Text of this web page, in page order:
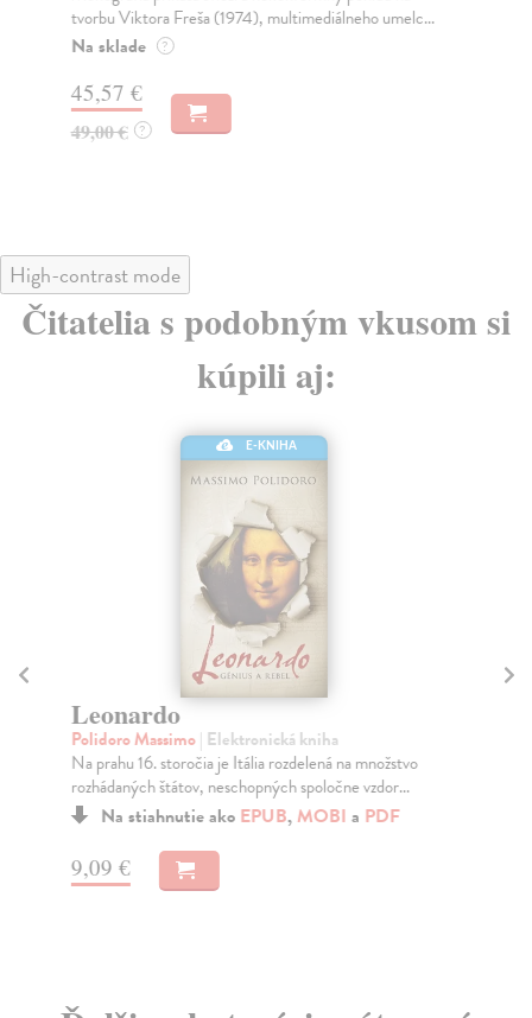
tvorbu Viktora Freša (1974), multimediálneho umelc...
Na sklade ?
45,57 €
49,00 € ?
High-contrast mode
Čitatelia s podobným vkusom si
kúpili aj:
E-KNIHA
Leonardo
Polidoro Massimo| Elektronická kniha
Na prahu 16. storočia je Itália rozdelená na množstvo
rozhádaných štátov, neschopných spoločne vzdor...
Na stiahnutie ako EPUB,MOBI a PDF
9,09 €